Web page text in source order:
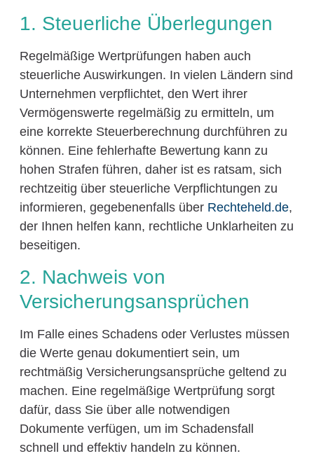
1. Steuerliche Überlegungen
Regelmäßige Wertprüfungen haben auch
steuerliche Auswirkungen. In vielen Ländern sind
Unternehmen verpflichtet, den Wert ihrer
Vermögenswerte regelmäßig zu ermitteln, um
eine korrekte Steuerberechnung durchführen zu
können. Eine fehlerhafte Bewertung kann zu
hohen Strafen führen, daher ist es ratsam, sich
rechtzeitig über steuerliche Verpflichtungen zu
informieren, gegebenenfalls über Rechteheld.de,
der Ihnen helfen kann, rechtliche Unklarheiten zu
beseitigen.
2. Nachweis von
Versicherungsansprüchen
Im Falle eines Schadens oder Verlustes müssen
die Werte genau dokumentiert sein, um
rechtmäßig Versicherungsansprüche geltend zu
machen. Eine regelmäßige Wertprüfung sorgt
dafür, dass Sie über alle notwendigen
Dokumente verfügen, um im Schadensfall
schnell und effektiv handeln zu können.